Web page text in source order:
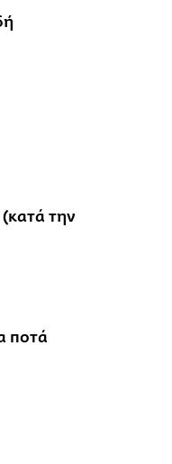
την
ποτά